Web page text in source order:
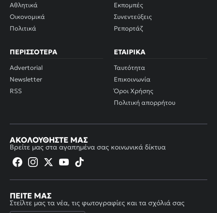
Αθλητικά
Οικονομικά
Πολιτικά
Εκπομπές
Συνεντεύξεις
Ρεπορτάζ
ΠΕΡΙΣΣΌΤΕΡΑ
Advertorial
Newsletter
RSS
ΕΤΑΙΡΙΚΆ
Ταυτότητα
Επικοινωνία
Όροι Χρήσης
Πολιτική απορρήτου
ΑΚΟΛΟΥΘΉΣΤΕ ΜΑΣ
Βρείτε μας στα αγαπημένα σας κοινωνικά δίκτυα
ΠΕΊΤΕ ΜΑΣ
Στείλτε μας τα νέα, τις φωτογραφίες και τα σχόλιά σας